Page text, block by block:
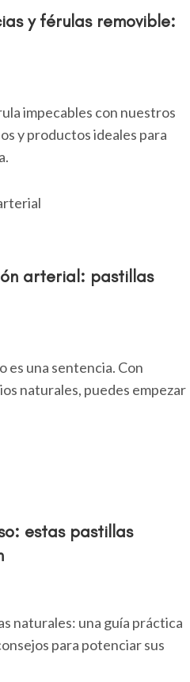
y férulas removible:
impecables con nuestros
y productos ideales para
arterial: pastillas
es una sentencia. Con
naturales, puedes empezar
estas pastillas
naturales: una guía práctica
para potenciar sus